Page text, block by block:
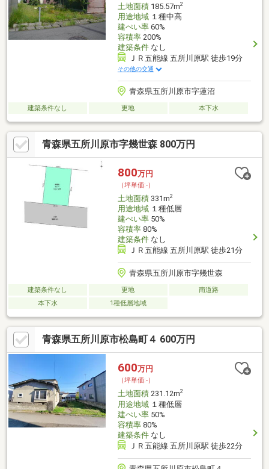
土地面積185.57m2
用途地域１種中高
建ぺい率60%
容積率200%
建築条件なし
ＪＲ五能線 五所川原駅 徒歩19分
その他の交通
青森県五所川原市字蓮沼
建築条件なし 更地 本下水
青森県五所川原市字幾世森 800万円
800万円
（坪単価:-）
土地面積331m2
用途地域１種低層
建ぺい率50%
容積率80%
建築条件なし
ＪＲ五能線 五所川原駅 徒歩21分
青森県五所川原市字幾世森
建築条件なし 更地
南道路
本下水
1種低層地域
青森県五所川原市松島町４ 600万円
600万円
（坪単価:-）
土地面積231.12m2
用途地域１種低層
建ぺい率50%
容積率80%
建築条件なし
ＪＲ五能線 五所川原駅 徒歩22分